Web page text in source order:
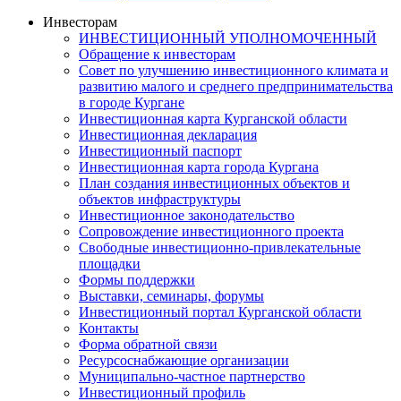
Инвесторам
ИНВЕСТИЦИОННЫЙ УПОЛНОМОЧЕННЫЙ
Обращение к инвесторам
Совет по улучшению инвестиционного климата и
развитию малого и среднего предпринимательства
в городе Кургане
Инвестиционная карта Курганской области
Инвестиционная декларация
Инвестиционный паспорт
Инвестиционная карта города Кургана
План создания инвестиционных объектов и
объектов инфраструктуры
Инвестиционное законодательство
Сопровождение инвестиционного проекта
Свободные инвестиционно-привлекательные
площадки
Формы поддержки
Выставки, семинары, форумы
Инвестиционный портал Курганской области
Контакты
Форма обратной связи
Ресурсоснабжающие организации
Муниципально-частное партнерство
Инвестиционный профиль